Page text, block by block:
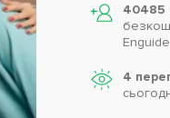
40485
Enguide
4